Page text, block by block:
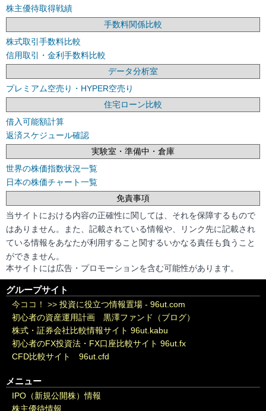
株主優待取得戦績
手数料関係比較
株式取引手数料比較
信用取引・金利手数料比較
データ分析室
プレミアム空売り・HYPER空売り
住宅ローン比較
借入可能額計算
返済スケジュール確認
実験室・準備中・倉庫
世界の株価指数状況一覧
日本の株価チャート一覧
免責事項
当サイトにおける内容の正確性に関しては、それを保障するもので
はありません。また、記載されている情報や、リンク先に記載され
ている情報をあなたが利用すること関するいかなる責任も負うこと
ができません。
本サイトには広告・プロモーションを含む可能性があります。
グループサイト
今ココ！ >> 投資に役立つ情報置場 - 96ut.com
初心者の資産運用計画 黒澤ファンド（ブログ）
株式・証券会社比較情報サイト 96ut.kabu
初心者のFX投資法・FX口座比較サイト 96ut.fx
CFD比較サイト 96ut.cfd
メニュー
IPO（新規公開株）情報
株主優待情報